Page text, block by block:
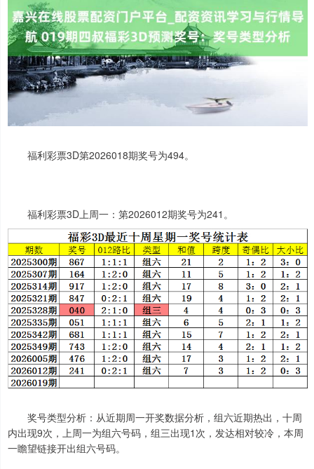
福利彩票3D第2026018期奖号为494。
福利彩票3D上周一：第2026012期奖号为241。
奖号类型分析：从近期周一开奖数据分析，组六近期热出，十周
内出现9次，上周一为组六号码，组三出现1次，发达相对较冷，本周
一瞻望链接开出组六号码。